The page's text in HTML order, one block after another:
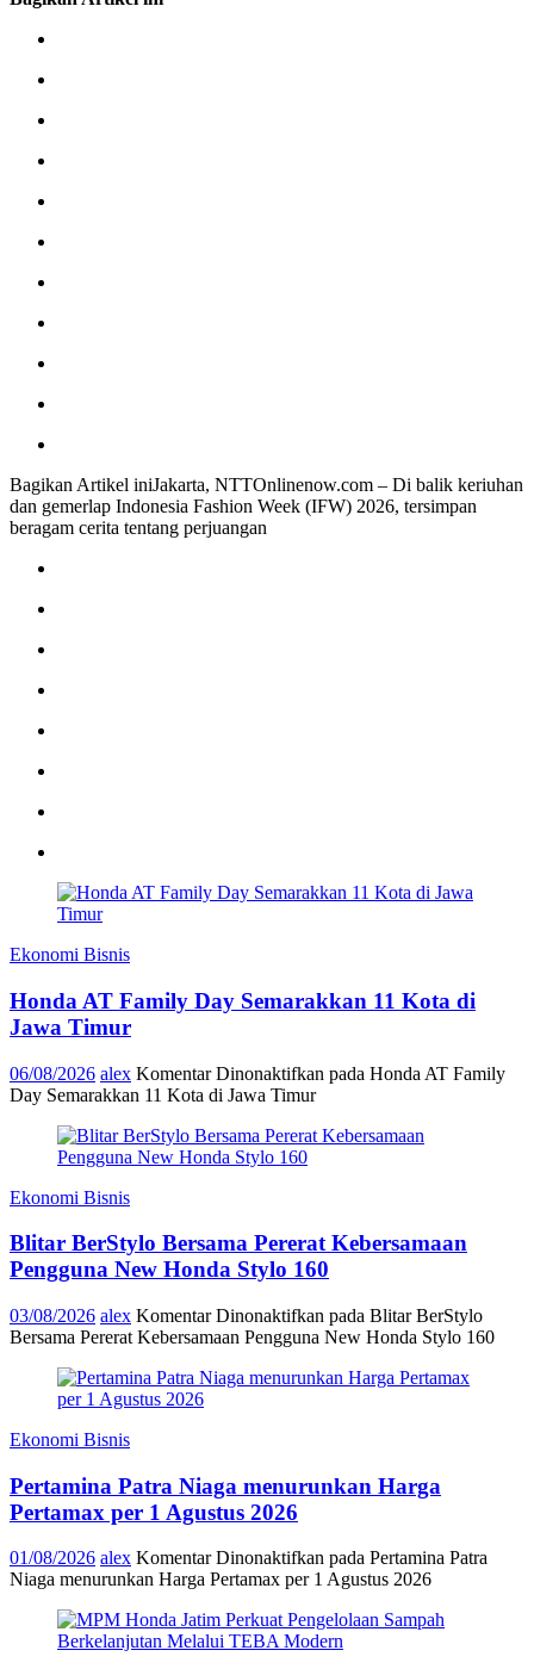
Bagikan Artikel iniJakarta, NTTOnlinenow.com – Di balik keriuhan
dan gemerlap Indonesia Fashion Week (IFW) 2026, tersimpan
beragam cerita tentang perjuangan
Ekonomi Bisnis
Honda AT Family Day Semarakkan 11 Kota di
Jawa Timur
06/08/2026 alex Komentar Dinonaktifkan pada Honda AT Family
Day Semarakkan 11 Kota di Jawa Timur
Ekonomi Bisnis
Blitar BerStylo Bersama Pererat Kebersamaan
Pengguna New Honda Stylo 160
03/08/2026 alex Komentar Dinonaktifkan pada Blitar BerStylo
Bersama Pererat Kebersamaan Pengguna New Honda Stylo 160
Ekonomi Bisnis
Pertamina Patra Niaga menurunkan Harga
Pertamax per 1 Agustus 2026
01/08/2026 alex Komentar Dinonaktifkan pada Pertamina Patra
Niaga menurunkan Harga Pertamax per 1 Agustus 2026